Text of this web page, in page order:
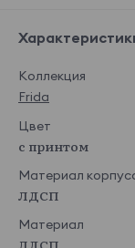
Коллекция
Frida
Цвет
с принтом
Материал
ЛДСП
Материал
ЛДСП